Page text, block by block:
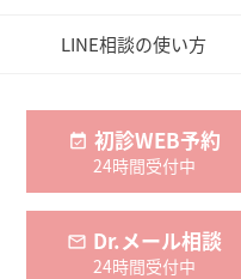
LINE相談の使い方
初診WEB予約
24時間受付中
Dr.メール相談
24時間受付中